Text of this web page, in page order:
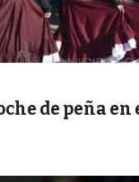
de peña en